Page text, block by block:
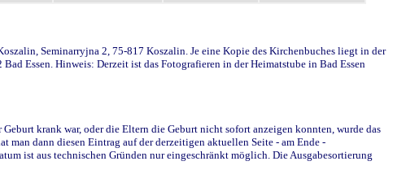
Seminarryjna 2, 75-817 Koszalin. Je eine Kopie des Kirchenbuches liegt in der
Essen. Hinweis: Derzeit ist das Fotografieren in der Heimatstube in Bad Essen
krank war, oder die Eltern die Geburt nicht sofort anzeigen konnten, wurde das
man dann diesen Eintrag auf der derzeitigen aktuellen Seite - am Ende -
ist aus technischen Gründen nur eingeschränkt möglich. Die Ausgabesortierung